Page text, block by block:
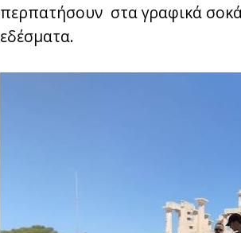
περπατήσουν στα γραφικά
εδέσματα.